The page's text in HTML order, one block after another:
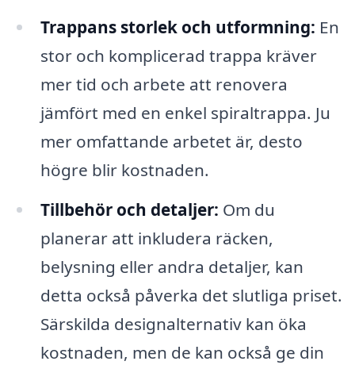
Trappans storlek och utformning: En
stor och komplicerad trappa kräver
mer tid och arbete att renovera
jämfört med en enkel spiraltrappa. Ju
mer omfattande arbetet är, desto
högre blir kostnaden.
Tillbehör och detaljer: Om du
planerar att inkludera räcken,
belysning eller andra detaljer, kan
detta också påverka det slutliga priset.
Särskilda designalternativ kan öka
kostnaden, men de kan också ge din